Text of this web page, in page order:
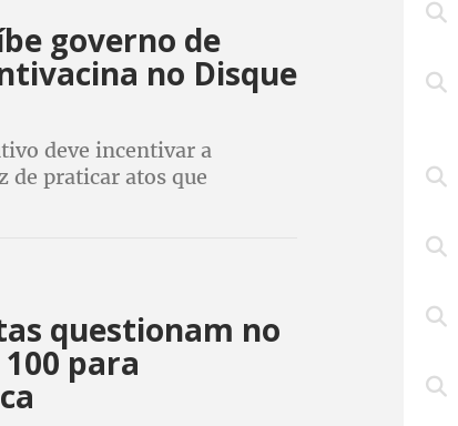
governo de
no Disque
deve incentivar a
de praticar atos que
questionam no
100 para